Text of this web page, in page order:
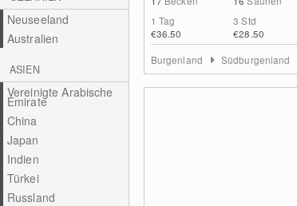
Neuseeland
Australien
ASIEN
Vereinigte Arabische
Emirate
China
Japan
Indien
Türkei
Russland
1 Tag
€36.50
3 Std
€28.50
Burgenland Südburgenland